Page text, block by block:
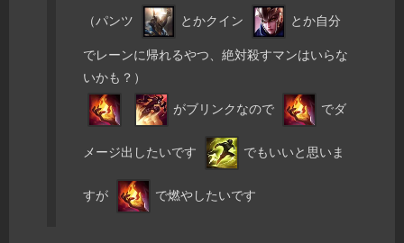
（パンツ とかクイン
とか自分
でレーンに帰れるやつ、絶対殺すマンはいらな
いかも？）
がブリンクなので
でダ
メージ出したいです でもいいと思いま
すが で燃やしたいです